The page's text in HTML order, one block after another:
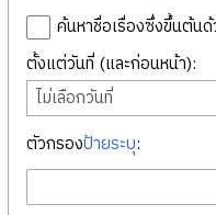
ค้นหาชื่อเรื่องซึ่งขึ้นต้น
ตั้งแต่วันที่ (และก่อนหน้า):
ไม่เลือกวันที่
ตัวกรองป้ายระบุ: